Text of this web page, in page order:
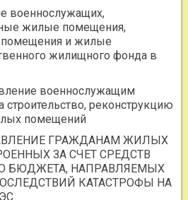
военнослужащих,
жилые помещения,
и жилые
жилищного фонда в
военнослужащим
строительство, реконструкцию
помещений
ГРАЖДАНАМ ЖИЛЫХ
ЗА СЧЕТ СРЕДСТВ
БЮДЖЕТА, НАПРАВЛЯЕМЫХ
КАТАСТРОФЫ НА